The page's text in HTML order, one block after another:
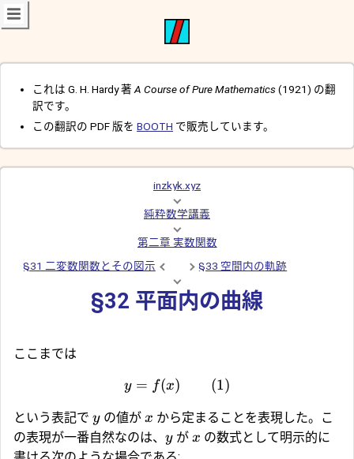
これは G. H. Hardy 著 A Course of Pure Mathematics(1921) の翻
訳です。
この翻訳の PDF 版を BOOTH で販売しています。
inzkyk.xyz
純粋数学講義
第二章 実数関数
§31 二変数関数とその図示
§33 空間内の軌跡
§32 平面内の曲線
ここまでは
y = f(x) (1)
という表記で yの値が x から定まることを表現した。こ
の表現が一番自然なのは、 yが x の数式として明示的に